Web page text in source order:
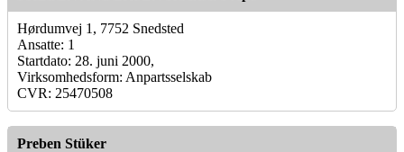
Hørdumvej 1, 7752 Snedsted
Ansatte: 1
Startdato: 28. juni 2000,
Virksomhedsform: Anpartsselskab
CVR: 25470508
Preben Stüker